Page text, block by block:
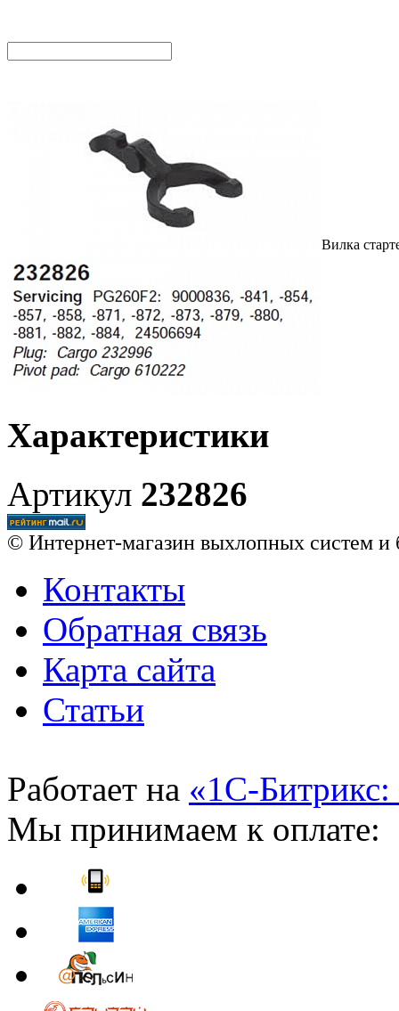
Вилка
Характеристики
Артикул 232826
© Интернет-магазин выхлопных систем и
Контакты
Обратная связь
Карта сайта
Статьи
Работает на «1С-Битрикс:
Мы принимаем к оплате: